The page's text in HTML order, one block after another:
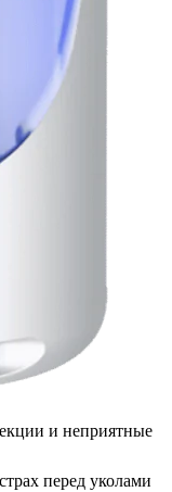
и неприятные
перед уколами